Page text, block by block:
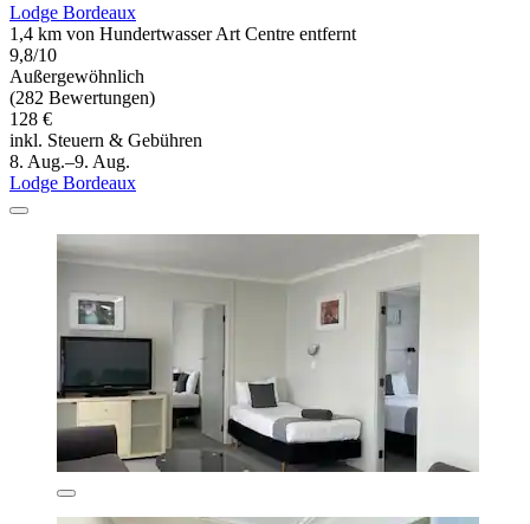
Lodge Bordeaux
1,4 km von Hundertwasser Art Centre entfernt
9,8/10
Außergewöhnlich
(282 Bewertungen)
128 €
inkl. Steuern & Gebühren
8. Aug.–9. Aug.
Lodge Bordeaux